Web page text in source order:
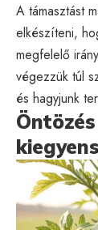
A támasztást
elkészíteni,
megfelelő
végezzük túl
és hagyjunk